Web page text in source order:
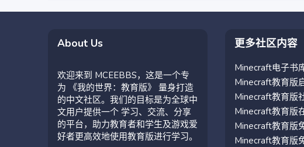
About Us
欢迎来到 MCEEBBS，这是一个专
为 《我的世界：教育版》 量身打造
的中文社区。我们的目标是为全球中
文用户提供一个 学习、交流、分享
的平台，助力教育者和学生及游戏爱
好者更高效地使用教育版进行学习。
更多社区内容
Minecraft电子书
Minecraft教育版
Minecraft教育版
Minecraft教育版
Minecraft教育版
Minecraft教育版